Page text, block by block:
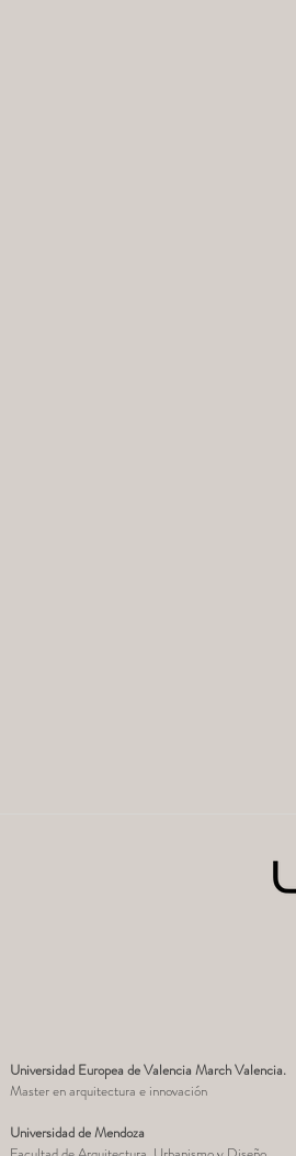
Universidad Europea deValencia March Valencia.
Master en arquitectura e innovación
Universidad deMendoza